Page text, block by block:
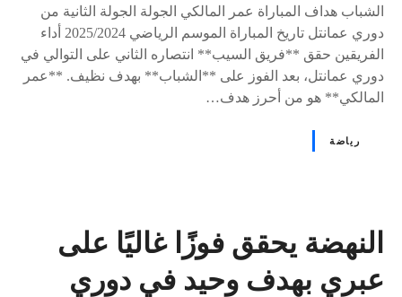
الشباب هداف المباراة عمر المالكي الجولة الجولة الثانية من
دوري عمانتل تاريخ المباراة الموسم الرياضي 2025/2024 أداء
الفريقين حقق **فريق السيب** انتصاره الثاني على التوالي في
دوري عمانتل، بعد الفوز على **الشباب** بهدف نظيف. **عمر
المالكي** هو من أحرز هدف…
رياضة
النهضة يحقق فوزًا غاليًا على
عبري بهدف وحيد في دوري